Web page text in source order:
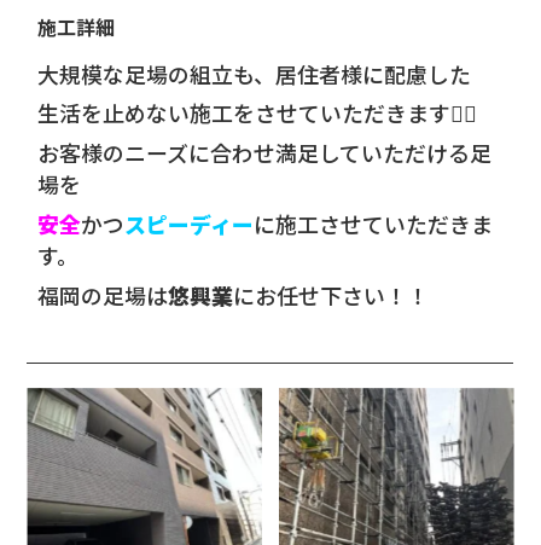
施工詳細
大規模な足場の組立も、居住者様に配慮した
生活を止めない施工をさせていただきます🙇‍♀️
お客様のニーズに合わせ満足していただける足
場を
安全かつスピーディーに施工させていただきま
す。
福岡の足場は悠興業にお任せ下さい！！